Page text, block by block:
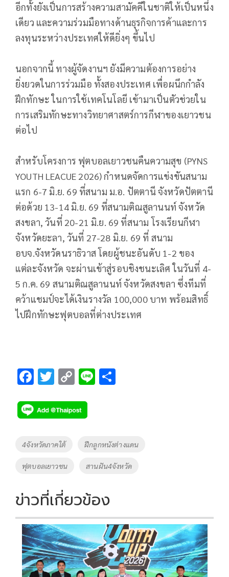
อีกทั้งยังเป็นการสร้างความสามัคคีในชาติให้เป็นหนึ่ง
เดียว และความร่วมมือทางด้านธุรกิจการค้าและการ
ลงทุนระหว่างประเทศให้ดียิ่งๆ ขึ้นไป
นอกจากนี้ ทางผู้จัดงานฯ ยังมีความต้องการอย่าง
ยิ่งยวดในการร่วมมือ ทั้งสองประเทศ เพื่อผนึกกำลัง
ฝึกทักษะ ในการใช้เทคโนโลยี เข้ามาเป็นตัวช่วยใน
การเสริมทักษะทางวิทยาศาสตร์การกีฬาของเยาวชน
ต่อไป
สำหรับโครงการ ฟุตบอลเยาวชนคืนความสุข (PYNS
YOUTH LEACUE 2026) กำหนดจัดการแข่งขันสนาม
แรก 6-7 มิ.ย. 69 ที่สนาม ม.อ. ปัตตานี จังหวัดปัตตานี
ต่อด้วย 13-14 มิ.ย. 69 ที่สนามติณสูลานนท์ จังหวัด
สงขลา, วันที่ 20-21 มิ.ย. 69 ที่สนาม โรงเรียนกีฬา
จังหวัดยะลา, วันที่ 27-28 มิ.ย. 69 ที่ สนาม
อบจ.จังหวัดนราธิวาส โดยผู้ชนะอันดับ 1-2 ของ
แต่ละจังหวัด จะผ่านเข้าสู่รอบชิงชนะเลิศ ในวันที่ 4-
5 ก.ค. 69 สนามติณสูลานนท์ จังหวัดสงขลา ซึ่งทีมที่
คว้าแชมป์จะได้เงินรางวัล 100,000 บาท พร้อมสิทธิ์
ไปฝึกทักษะฟุตบอลที่ต่างประเทศ
F
e
b
o
k
T
tt
er
C
p
y
Li
Li
Tags
4จังหวัดภาคใต้ ฝึกลูกหนังต่างแดน
ฟุตบอลเยาวชน สานฝัน4จังหวัด
ข่าวที่เกี่ยวข้อง